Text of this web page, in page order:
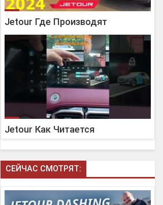
Jetour Где Производят
Jetour Как Читается
СЕЙЧАС СМОТРЯТ: